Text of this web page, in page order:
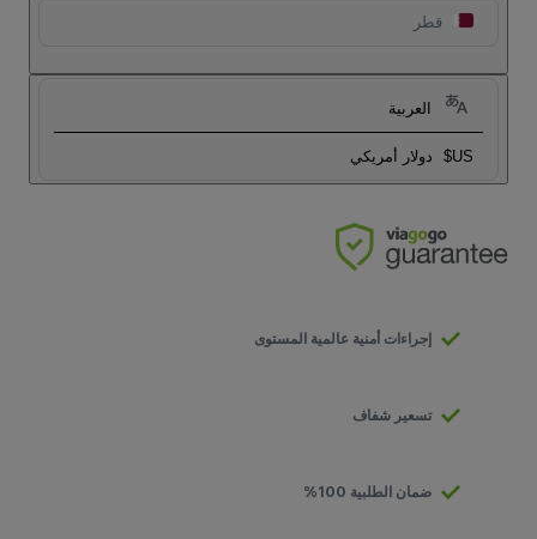
قطر
العربية
US$ دولار أمريكي
إجراءات أمنية عالمية المستوى
تسعير شفاف
ضمان الطلبية 100%